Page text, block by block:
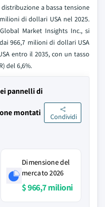
a bassa tensione
di dollari USA nel 2025.
Market Insights Inc., si
966,7 milioni di dollari USA
entro il 2035, con un tasso
del 6,6%.
pannelli di
montati Condividi
Dimensione del
mercato 2026
$ 966,7 milioni